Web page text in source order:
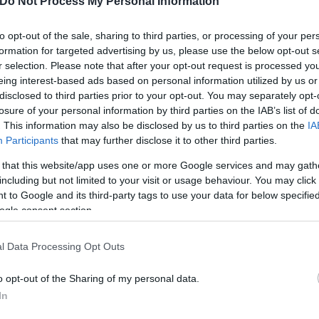
opt-out of the sale, sharing to third parties, or processing of your
for targeted advertising by us, please use the below opt-out
selection. Please note that after your opt-out request is processed
interest-based ads based on personal information utilized by us
to third parties prior to your opt-out. You may separately
of your personal information by third parties on the IAB’s list of
This information may also be disclosed by us to third parties on the
Participants that may further disclose it to other third parties.
that this website/app uses one or more Google services and may
but not limited to your visit or usage behaviour. You may
to Google and its third-party tags to use your data for below
consent section.
Data Processing Opt Outs
opt-out of the Sharing of my personal data.
- «Χρυσό» ρεκόρ απ' την ομάδα του Ζεσούς
Ζινεντίν Ζιντάν